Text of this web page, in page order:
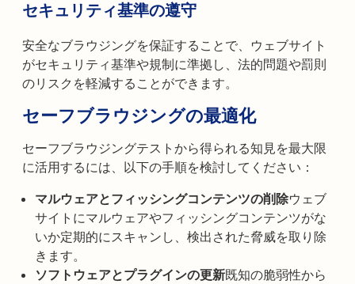
セキュリティ基準の遵守
安全なブラウジングを保証することで、ウェブサイト
がセキュリティ基準や規制に準拠し、法的問題や罰則
のリスクを軽減することができます。
セーフブラウジングの最適化
セーフブラウジングテストから得られる知見を最大限
に活用するには、以下の手順を検討してください：
マルウェアとフィッシングコンテンツの削除ウェブ
サイトにマルウェアやフィッシングコンテンツがな
いか定期的にスキャンし、検出された脅威を取り除
きます。
ソフトウェアとプラグインの更新既知の脆弱性から